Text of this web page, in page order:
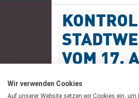
VOM 17.
Kundenservice
ALLES
Wir verwenden Cookies
Auf unserer Website setzen wir Cookies ein,